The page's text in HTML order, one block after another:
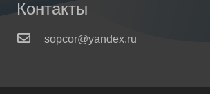
Контакты
sopcor@yandex.ru